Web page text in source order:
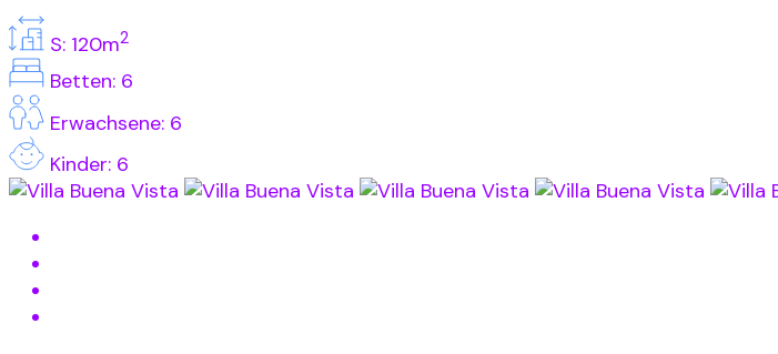
S: 120m2
Betten: 6
Erwachsene: 6
Kinder: 6